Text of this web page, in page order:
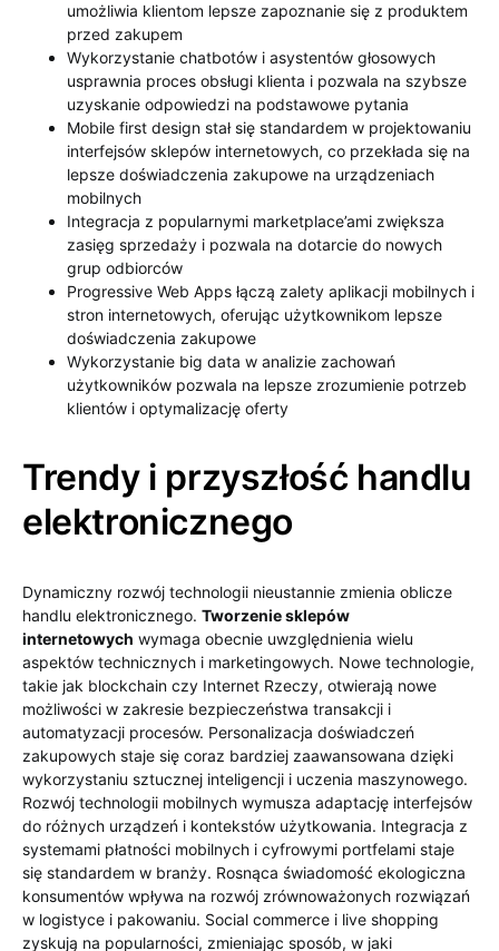
umożliwia klientom lepsze zapoznanie się z produktem
przed zakupem
Wykorzystanie chatbotów i asystentów głosowych
usprawnia proces obsługi klienta i pozwala na szybsze
uzyskanie odpowiedzi na podstawowe pytania
Mobile first design stał się standardem w projektowaniu
interfejsów sklepów internetowych, co przekłada się na
lepsze doświadczenia zakupowe na urządzeniach
mobilnych
Integracja z popularnymi marketplace’ami zwiększa
zasięg sprzedaży i pozwala na dotarcie do nowych
grup odbiorców
Progressive Web Apps łączą zalety aplikacji mobilnych i
stron internetowych, oferując użytkownikom lepsze
doświadczenia zakupowe
Wykorzystanie big data w analizie zachowań
użytkowników pozwala na lepsze zrozumienie potrzeb
klientów i optymalizację oferty
Trendy i przyszłość handlu
elektronicznego
Dynamiczny rozwój technologii nieustannie zmienia oblicze
handlu elektronicznego. Tworzenie sklepów
internetowych wymaga obecnie uwzględnienia wielu
aspektów technicznych i marketingowych. Nowe technologie,
takie jak blockchain czy Internet Rzeczy, otwierają nowe
możliwości w zakresie bezpieczeństwa transakcji i
automatyzacji procesów. Personalizacja doświadczeń
zakupowych staje się coraz bardziej zaawansowana dzięki
wykorzystaniu sztucznej inteligencji i uczenia maszynowego.
Rozwój technologii mobilnych wymusza adaptację interfejsów
do różnych urządzeń i kontekstów użytkowania. Integracja z
systemami płatności mobilnych i cyfrowymi portfelami staje
się standardem w branży. Rosnąca świadomość ekologiczna
konsumentów wpływa na rozwój zrównoważonych rozwiązań
w logistyce i pakowaniu. Social commerce i live shopping
zyskują na popularności, zmieniając sposób, w jaki